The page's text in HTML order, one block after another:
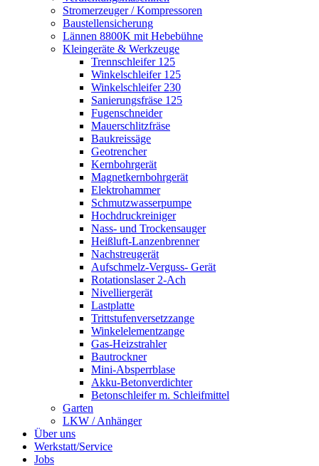
Stromerzeuger / Kompressoren
Baustellensicherung
Lännen 8800K mit Hebebühne
Kleingeräte & Werkzeuge
Trennschleifer 125
Winkelschleifer 125
Winkelschleifer 230
Sanierungsfräse 125
Fugenschneider
Mauerschlitzfräse
Baukreissäge
Geotrencher
Kernbohrgerät
Magnetkernbohrgerät
Elektrohammer
Schmutzwasserpumpe
Hochdruckreiniger
Nass- und Trockensauger
Heißluft-Lanzenbrenner
Nachstreugerät
Aufschmelz-Verguss- Gerät
Rotationslaser 2-Ach
Nivelliergerät
Lastplatte
Trittstufenversetzzange
Winkelelementzange
Gas-Heizstrahler
Bautrockner
Mini-Absperrblase
Akku-Betonverdichter
Betonschleifer m. Schleifmittel
Garten
LKW / Anhänger
Über uns
Werkstatt/Service
Jobs